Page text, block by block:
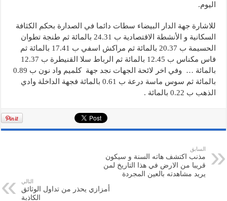
اليوم.
للاشارة جهة الدار البيضاء سطات دائما في الصدارة بحكم الكثافة
السكانية و الأنشطة الاقتصادية ب 24.31 بالمائة ثم طنجة تطوان
الحسيمة ب 20.37 بالمائة ثم مراكش اسفي ب 17.41 بالمائة ثم
فاس مكناس ب 12.45 بالمائة ثم الرباط سلا القنيطرة ب 12.37
بالمائة … وفي اخر لائحة الجهات نجد جهة كلميم واد نون ب 0.89
بالمائة ثم سوس ماسة درعة ب 0.61 بالمائة فجهة الداخلة وادي
الذهب ب 0.22 بالمائة .
السابق
مذنب اكتشف هاته السنة و سيكون
قريبا من الارض في هذا التاريخ لمن
يريد مشاهدته بالعين المجردة
التالي
أمزازي يحذر من تداول الوثائق
الكاذبة